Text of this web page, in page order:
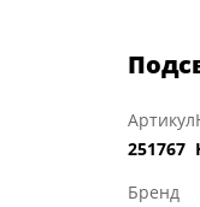
Артикул
251767
Бренд